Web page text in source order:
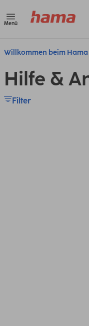
Menü
Willkommen beim
Hilfe &
Filter